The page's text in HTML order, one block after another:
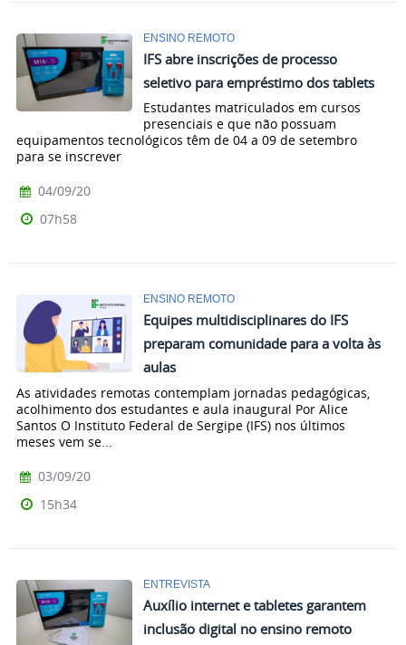
ENSINO REMOTO
IFS abre inscrições de processo
seletivo para empréstimo dos tablets
Estudantes matriculados em cursos
presenciais e que não possuam
equipamentos tecnológicos têm de 04 a 09 de setembro
para se inscrever
04/09/20
07h58
ENSINO REMOTO
Equipes multidisciplinares do IFS
preparam comunidade para a volta às
aulas
As atividades remotas contemplam jornadas pedagógicas,
acolhimento dos estudantes e aula inaugural Por Alice
Santos O Instituto Federal de Sergipe (IFS) nos últimos
meses vem se...
03/09/20
15h34
ENTREVISTA
Auxílio internet e tabletes garantem
inclusão digital no ensino remoto